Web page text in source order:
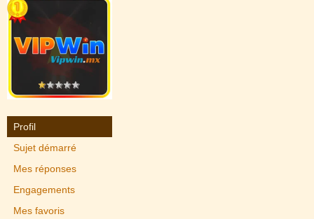
Profil
Sujet démarré
Mes réponses
Engagements
Mes favoris